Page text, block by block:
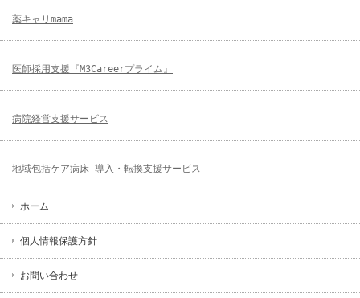
薬キャリmama
医師採用支援『M3Careerプライム』
病院経営支援サービス
地域包括ケア病床 導入・転換支援サービス
ホーム
個人情報保護方針
お問い合わせ